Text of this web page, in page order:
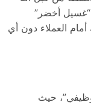
“غسيل أخضر”
العملاء دون أي
حيث